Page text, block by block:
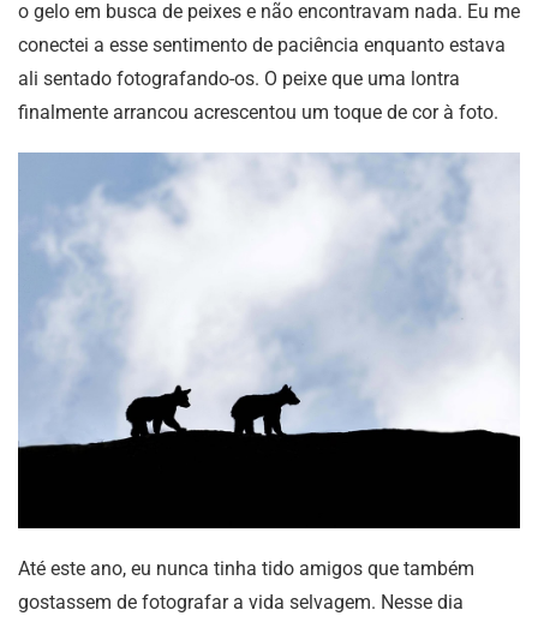
o gelo em busca de peixes e não encontravam nada. Eu me
conectei a esse sentimento de paciência enquanto estava
ali sentado fotografando-os. O peixe que uma lontra
finalmente arrancou acrescentou um toque de cor à foto.
Até este ano, eu nunca tinha tido amigos que também
gostassem de fotografar a vida selvagem. Nesse dia